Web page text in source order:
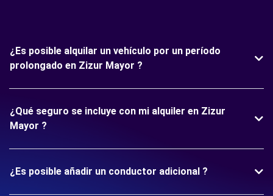
¿Es posible alquilar un vehículo por un período
prolongado en Zizur Mayor ?
¿Qué seguro se incluye con mi alquiler en Zizur
Mayor ?
¿Es posible añadir un conductor adicional ?